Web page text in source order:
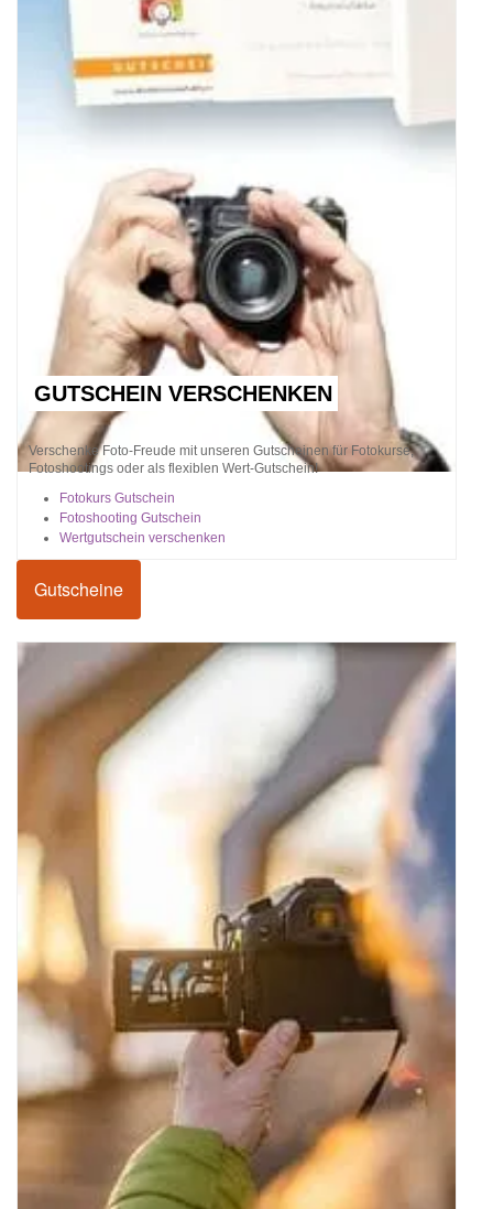
GUTSCHEIN VERSCHENKEN
Verschenke Foto-Freude mit unseren Gutscheinen für Fotokurse,
Fotoshootings oder als flexiblen Wert-Gutschein!
Fotokurs Gutschein
Fotoshooting Gutschein
Wertgutschein verschenken
Gutscheine